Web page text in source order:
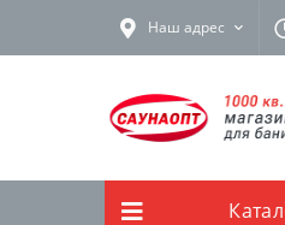
Наш адрес